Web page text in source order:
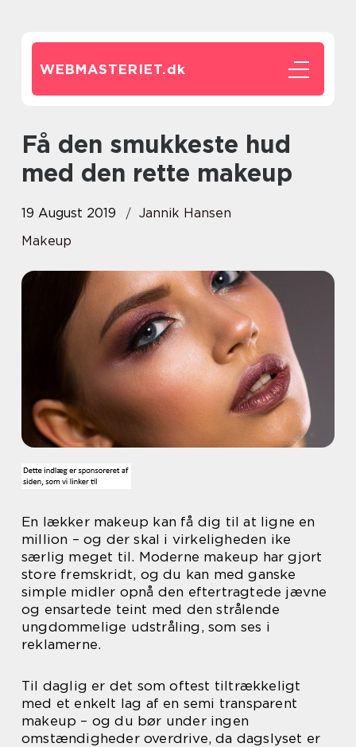
WEBMASTERIET.dk
Få den smukkeste hud
med den rette makeup
19 August 2019
Jannik Hansen
Makeup
En lækker makeup kan få dig til at ligne en
million – og der skal i virkeligheden ike
særlig meget til. Moderne makeup har gjort
store fremskridt, og du kan med ganske
simple midler opnå den eftertragtede jævne
og ensartede teint med den strålende
ungdommelige udstråling, som ses i
reklamerne.
Til daglig er det som oftest tiltrækkeligt
med et enkelt lag af en semi transparent
makeup – og du bør under ingen
omstændigheder overdrive, da dagslyset er